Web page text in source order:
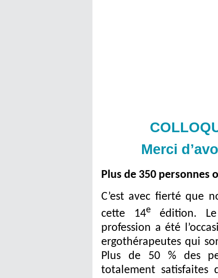
Merci
Plus de 350 personnes
C’est avec fierté que
cette 14eédition. Le
profession a été
ergothérapeutes qui
Plus de 50 % des
totalement satisfaites